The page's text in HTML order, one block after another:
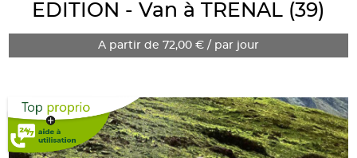
EDITION - Van à TRENAL (39)
A partir de 72,00 € / par jour